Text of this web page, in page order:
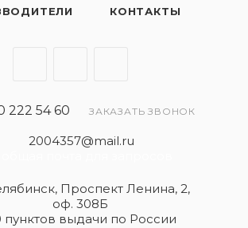
КОНТАКТЫ
222 54 60 ЗАКАЗАТЬ ЗВОНОК
2004357@mail.ru
Проспект Ленина, 2,
оф. 308Б
пунктов выдачи по России